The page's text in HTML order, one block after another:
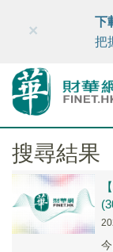
財華智庫網
×
下
把
搜尋結果